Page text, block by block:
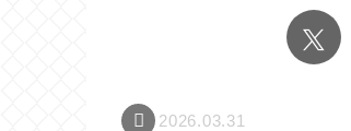
2026.03.31